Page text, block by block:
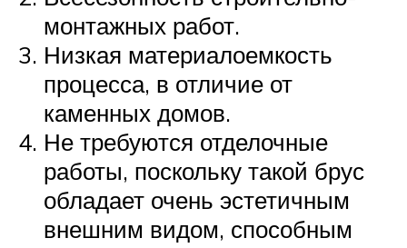
монтажных работ.
Низкая материалоемкость
процесса, в отличие от
каменных домов.
Не требуются отделочные
работы, поскольку такой брус
обладает очень эстетичным
внешним видом, способным